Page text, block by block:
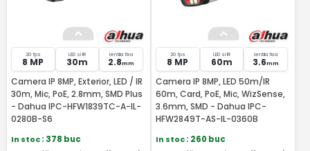
20 fps
8 MP
LED si IR
30m
lentila fixa
2.8mm
Camera IP 8MP, Exterior, LED / IR
30m, Mic, PoE, 2.8mm, SMD Plus
- Dahua IPC-HFW1839TC-A-IL-
0280B-S6
In stoc: 378 buc
20 fps
8 MP
LED si IR
60m
lentila fixa
3.6mm
Camera IP 8MP, LED 50m/IR
60m, Card, PoE, Mic, WizSense,
3.6mm, SMD - Dahua IPC-
HFW2849T-AS-IL-0360B
In stoc: 260 buc